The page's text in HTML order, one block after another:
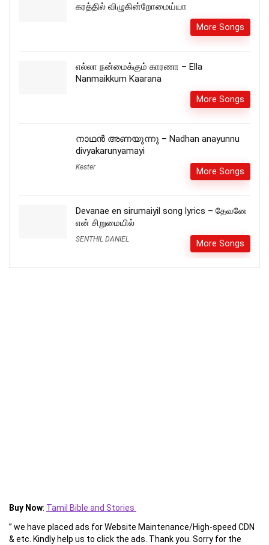
கரத்தில் விழுகின்றோமைய்யா
More Songs
எல்லா நன்மைக்கும் காரணா – Ella
Nanmaikkum Kaarana
More Songs
നാഥൻ അണയുന്നു – Nadhan anayunnu
divyakarunyamayi
Kester More Songs
Devanae en sirumaiyil song lyrics – தேவனே
என் சிறுமையில்
SENTHIL DANIEL More Songs
Buy Now: Tamil Bible and Stories
” we have placed ads for Website Maintenance/High-speed CDN
& etc. Kindly help us to click the ads. Thank you. Sorry for the